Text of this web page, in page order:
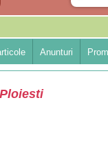
Anunturi